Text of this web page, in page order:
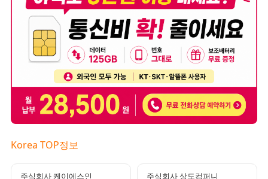
Korea TOP정보
주식회사 케이에스인 주식회사 상도컴퍼니